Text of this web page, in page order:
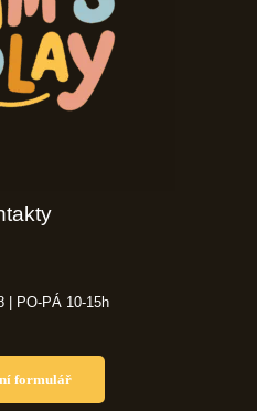
| PO-PÁ 10-15h
formulář